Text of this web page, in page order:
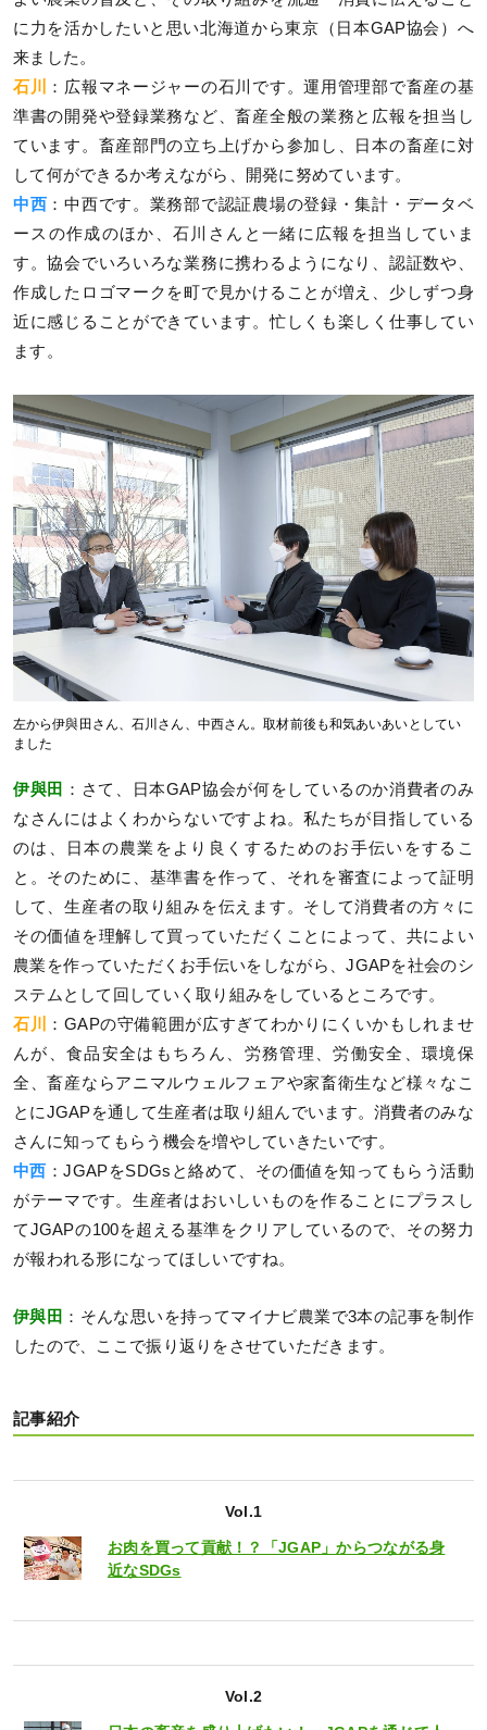
に力を活かしたいと思い北海道から東京（日本GAP協会）へ
来ました。
石川
：広報マネージャーの石川です。運用管理部で畜産の基
準書の開発や登録業務など、畜産全般の業務と広報を担当し
ています。畜産部門の立ち上げから参加し、日本の畜産に対
して何ができるか考えながら、開発に努めています。
中西 ：中西です。業務部で認証農場の登録・集計・データベ
ースの作成のほか、石川さんと一緒に広報を担当していま
す。協会でいろいろな業務に携わるようになり、認証数や、
作成したロゴマークを町で見かけることが増え、少しずつ身
近に感じることができています。忙しくも楽しく仕事してい
ます。
左から伊與田さん、石川さん、中西さん。取材前後も和気あいあいとしてい
ました
伊與田
：さて、日本GAP協会が何をしているのか消費者のみ
なさんにはよくわからないですよね。私たちが目指している
のは、日本の農業をより良くするためのお手伝いをするこ
と。そのために、基準書を作って、それを審査によって証明
して、生産者の取り組みを伝えます。そして消費者の方々に
その価値を理解して買っていただくことによって、共によい
農業を作っていただくお手伝いをしながら、JGAPを社会のシ
ステムとして回していく取り組みをしているところです。
石川
：GAPの守備範囲が広すぎてわかりにくいかもしれませ
んが、食品安全はもちろん、労務管理、労働安全、環境保
全、畜産ならアニマルウェルフェアや家畜衛生など様々なこ
とにJGAPを通して生産者は取り組んでいます。消費者のみな
さんに知ってもらう機会を増やしていきたいです。
中西 ：JGAPをSDGsと絡めて、その価値を知ってもらう活動
がテーマです。生産者はおいしいものを作ることにプラスし
てJGAPの100を超える基準をクリアしているので、その努力
が報われる形になってほしいですね。
伊與田 ：そんな思いを持ってマイナビ農業で3本の記事を制作
したので、ここで振り返りをさせていただきます。
記事紹介
Vol.1
お肉を買って貢献！？「JGAP」からつながる身
近なSDGs
Vol.2